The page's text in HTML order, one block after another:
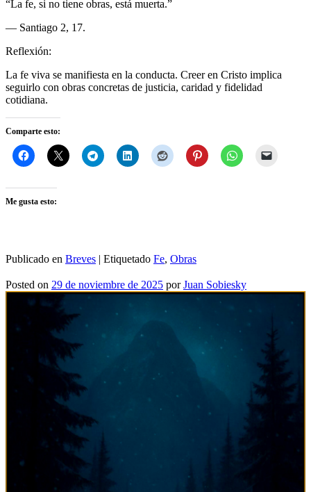
“La fe, si no tiene obras, está muerta.”
— Santiago 2, 17.
Reflexión:
La fe viva se manifiesta en la conducta. Creer en Cristo implica
seguirlo con obras concretas de justicia, caridad y fidelidad
cotidiana.
Comparte esto:
Me gusta esto:
Publicado en Breves | Etiquetado Fe, Obras
Posted on 29 de noviembre de 2025 porJuan Sobiesky